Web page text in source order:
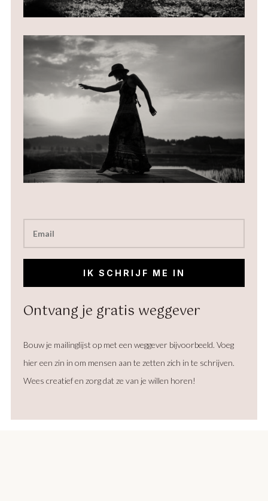
IK SCHRIJF ME IN
Ontvang je gratis weggever
Bouw je mailinglijst op met een weggever bijvoorbeeld. Voeg
hier een zin in om mensen aan te zetten zich in te schrijven.
Wees creatief en zorg dat ze van je willen horen!